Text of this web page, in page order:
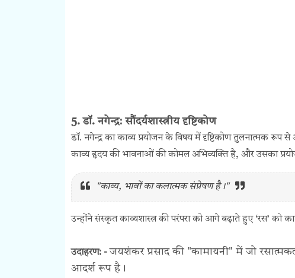
5. डॉ. नगेन्द्र: सौंदर्यशास्त्रीय दृष्टिकोण
डॉ. नगेन्द्र का काव्य प्रयोजन के विषय में दृष्टिकोण तुलनात्मक रूप से
काव्य हृदय की भावनाओं की कोमल अभिव्यक्ति है, और उसका
"काव्य, भावों का कलात्मक संप्रेषण है।"
उन्होंने संस्कृत काव्यशास्त्र की परंपरा को आगे बढ़ाते हुए ‘रस’ को
उदाहरण: - जयशंकर प्रसाद की "कामायनी" में जो
आदर्श रूप है।